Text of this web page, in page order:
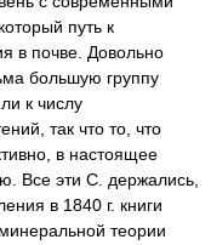
путь к
в почве. Довольно
большую группу
к числу
так что то, что
в настоящее
Все эти С. держались,
в 1840 г. книги
теории